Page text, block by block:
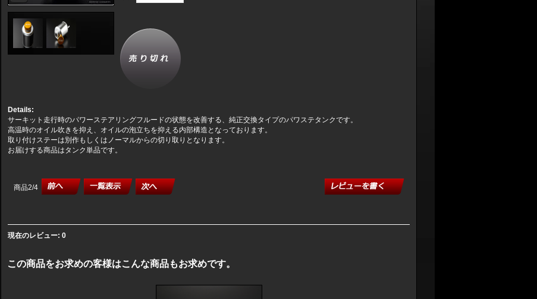
Details:
サーキット走行時のパワーステアリングフルードの状態を改善する、純正交換タイプのパワステタンクです。
高温時のオイル吹きを抑え、オイルの泡立ちを抑える内部構造となっております。
取り付けステーは別作もしくはノーマルからの切り取りとなります。
お届けする商品はタンク単品です。
商品2/4
現在のレビュー: 0
この商品をお求めの客様はこんな商品もお求めです。